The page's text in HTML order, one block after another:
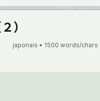
）
japonais • 1500 words/chars